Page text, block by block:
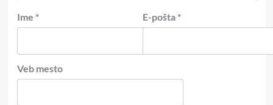
Ime * E-pošta *
Veb mesto